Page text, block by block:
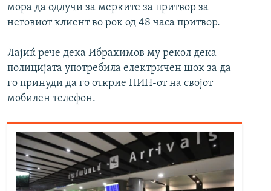
мора да одлучи за мерките за притвор за
неговиот клиент во рок од 48 часа притвор.
Лајиќ рече дека Ибрахимов му рекол дека
полицијата употребила електричен шок за да
го принуди да го открие ПИН-от на својот
мобилен телефон.